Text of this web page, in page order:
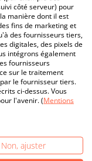
côté serveur) pour
manière dont il est
fins de marketing et
des fournisseurs tiers,
digitales, des pixels de
intégrons également
fournisseurs
sur le traitement
le fournisseur tiers.
ci-dessus. Vous
l'avenir. (Mentions
Non, ajuster